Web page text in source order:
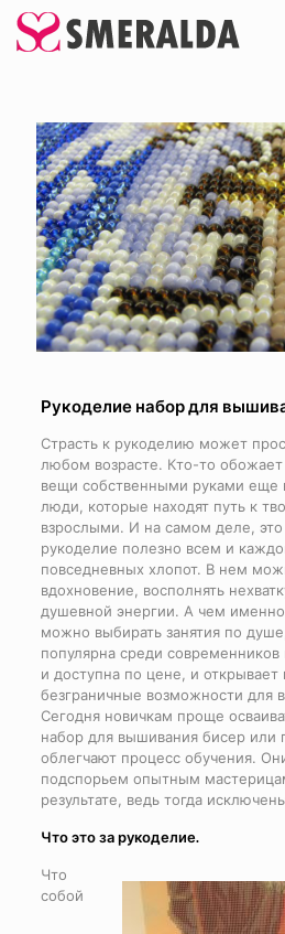
Рукоделие набор для
Страсть к рукоделию может
любом возрасте. Кто-то обожает
вещи собственными руками еще
люди, которые находят путь к
взрослыми. И на самом деле,
рукоделие полезно всем и
повседневных хлопот. В нем
вдохновение, восполнять
душевной энергии. А чем именно
можно выбирать занятия по
популярна среди
и доступна по цене, и открывает
безграничные возможности для
Сегодня новичкам проще
набор для вышивания бисер или
облегчают процесс обучения.
подспорьем опытным
результате, ведь тогда
Что это за рукоделие.
Что
собой